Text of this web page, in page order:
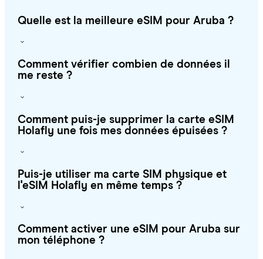
Quelle est la meilleure eSIM pour Aruba ?
Comment vérifier combien de données il
me reste ?
Comment puis-je supprimer la carte eSIM
Holafly une fois mes données épuisées ?
Puis-je utiliser ma carte SIM physique et
l'eSIM Holafly en même temps ?
Comment activer une eSIM pour Aruba sur
mon téléphone ?